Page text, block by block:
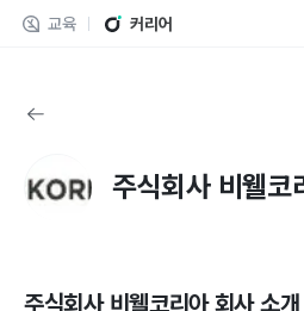
교육 커리어
주식회사 비웰코
주식회사 비웰코리아회사 소개